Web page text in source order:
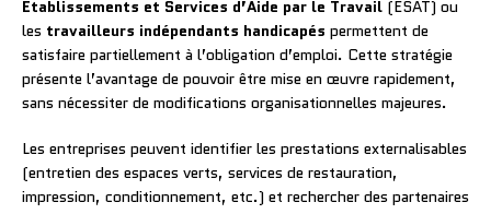
Établissements et Services d’Aide par le Travail (ESAT) ou
les travailleurs indépendants handicapés permettent de
satisfaire partiellement à l’obligation d’emploi. Cette stratégie
présente l’avantage de pouvoir être mise en œuvre rapidement,
sans nécessiter de modifications organisationnelles majeures.
Les entreprises peuvent identifier les prestations externalisables
(entretien des espaces verts, services de restauration,
impression, conditionnement, etc.) et rechercher des partenaires